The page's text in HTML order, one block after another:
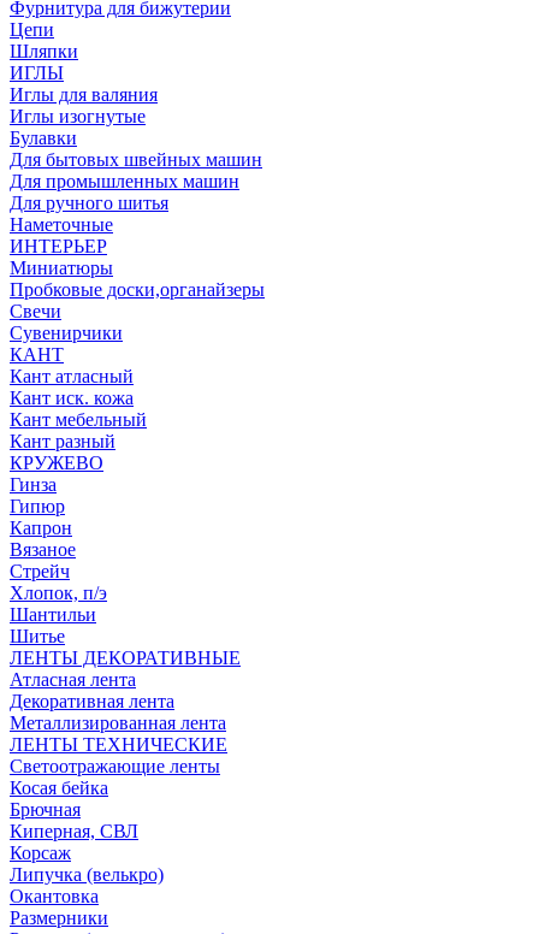
Фурнитура для бижутерии
Цепи
Шляпки
ИГЛЫ
Иглы для валяния
Иглы изогнутые
Булавки
Для бытовых швейных машин
Для промышленных машин
Для ручного шитья
Наметочные
ИНТЕРЬЕР
Миниатюры
Пробковые доски,органайзеры
Свечи
Сувенирчики
КАНТ
Кант атласный
Кант иск. кожа
Кант мебельный
Кант разный
КРУЖЕВО
Гинза
Гипюр
Капрон
Вязаное
Стрейч
Хлопок, п/э
Шантильи
Шитье
ЛЕНТЫ ДЕКОРАТИВНЫЕ
Атласная лента
Декоративная лента
Металлизированная лента
ЛЕНТЫ ТЕХНИЧЕСКИЕ
Светоотражающие ленты
Косая бейка
Брючная
Киперная, СВЛ
Корсаж
Липучка (велькро)
Окантовка
Размерники